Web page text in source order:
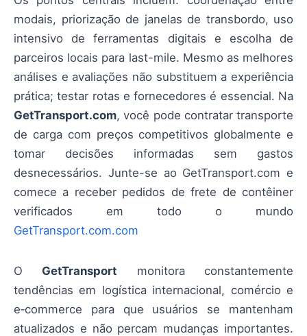
modais, priorização de janelas de transbordo, uso
intensivo de ferramentas digitais e escolha de
parceiros locais para last-mile. Mesmo as melhores
análises e avaliações não substituem a experiência
prática; testar rotas e fornecedores é essencial. Na
GetTransport.com, você pode contratar transporte
de carga com preços competitivos globalmente e
tomar decisões informadas sem gastos
desnecessários. Junte-se ao GetTransport.com e
comece a receber pedidos de frete de contêiner
verificados em todo o mundo
GetTransport.com.com
O GetTransport monitora constantemente
tendências em logística internacional, comércio e
e‑commerce para que usuários se mantenham
atualizados e não percam mudanças importantes.